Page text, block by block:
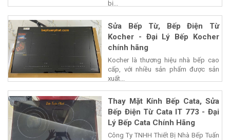
bị...
Sửa Bếp Từ, Bếp Điện Từ
Kocher - Đại Lý Bếp Kocher
chính hãng
Kocher là thương hiệu nhà bếp cao
cấp, với nhiều sản phẩm được sản
xuất...
Thay Mặt Kính Bếp Cata, Sửa
Bếp Điện Từ Cata IT 773 - Đại
Lý Bếp Cata Chính Hãng
Công Ty TNHH Thiết Bị Nhà Bếp Tuấn